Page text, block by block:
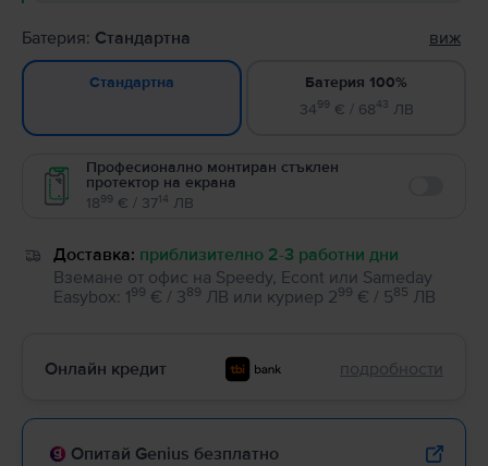
Батерия: Стандартна виж
Стандартна
Батерия 100%
3499€ / 6843 ЛВ
Професионално монтиран стъклен
протектор на екрана
1899 € / 3714 ЛВ
Доставка: приблизително 2-3 работни дни
Вземане от офис на Speedy, Econt или Sameday
Easybox: 199 € / 389 ЛВ или куриер 299 € / 585 ЛВ
Онлайн кредит подробности
Опитай Genius безплатно